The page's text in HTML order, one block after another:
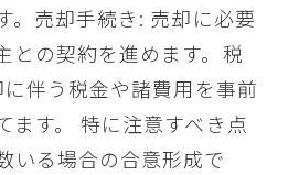
。売却手続き: 売却に必要
との契約を進めます。税
伴う税金や諸費用を事前
ます。 特に注意すべき点
いる場合の合意形成で